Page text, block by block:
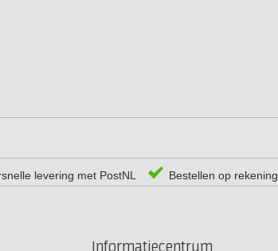
levering met PostNL Bestellen op rekening
Informatiecentrum